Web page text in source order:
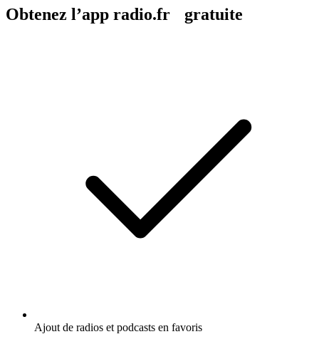
Obtenez l’app radio.fr gratuite
Ajout de radios et podcasts en favoris